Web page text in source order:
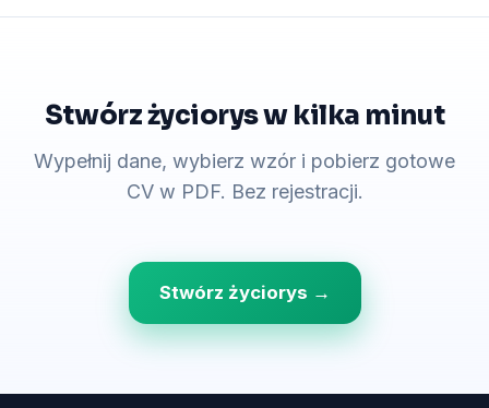
Stwórz życiorys w kilka minut
Wypełnij dane, wybierz wzór i pobierz gotowe
CV w PDF. Bez rejestracji.
Stwórz życiorys →